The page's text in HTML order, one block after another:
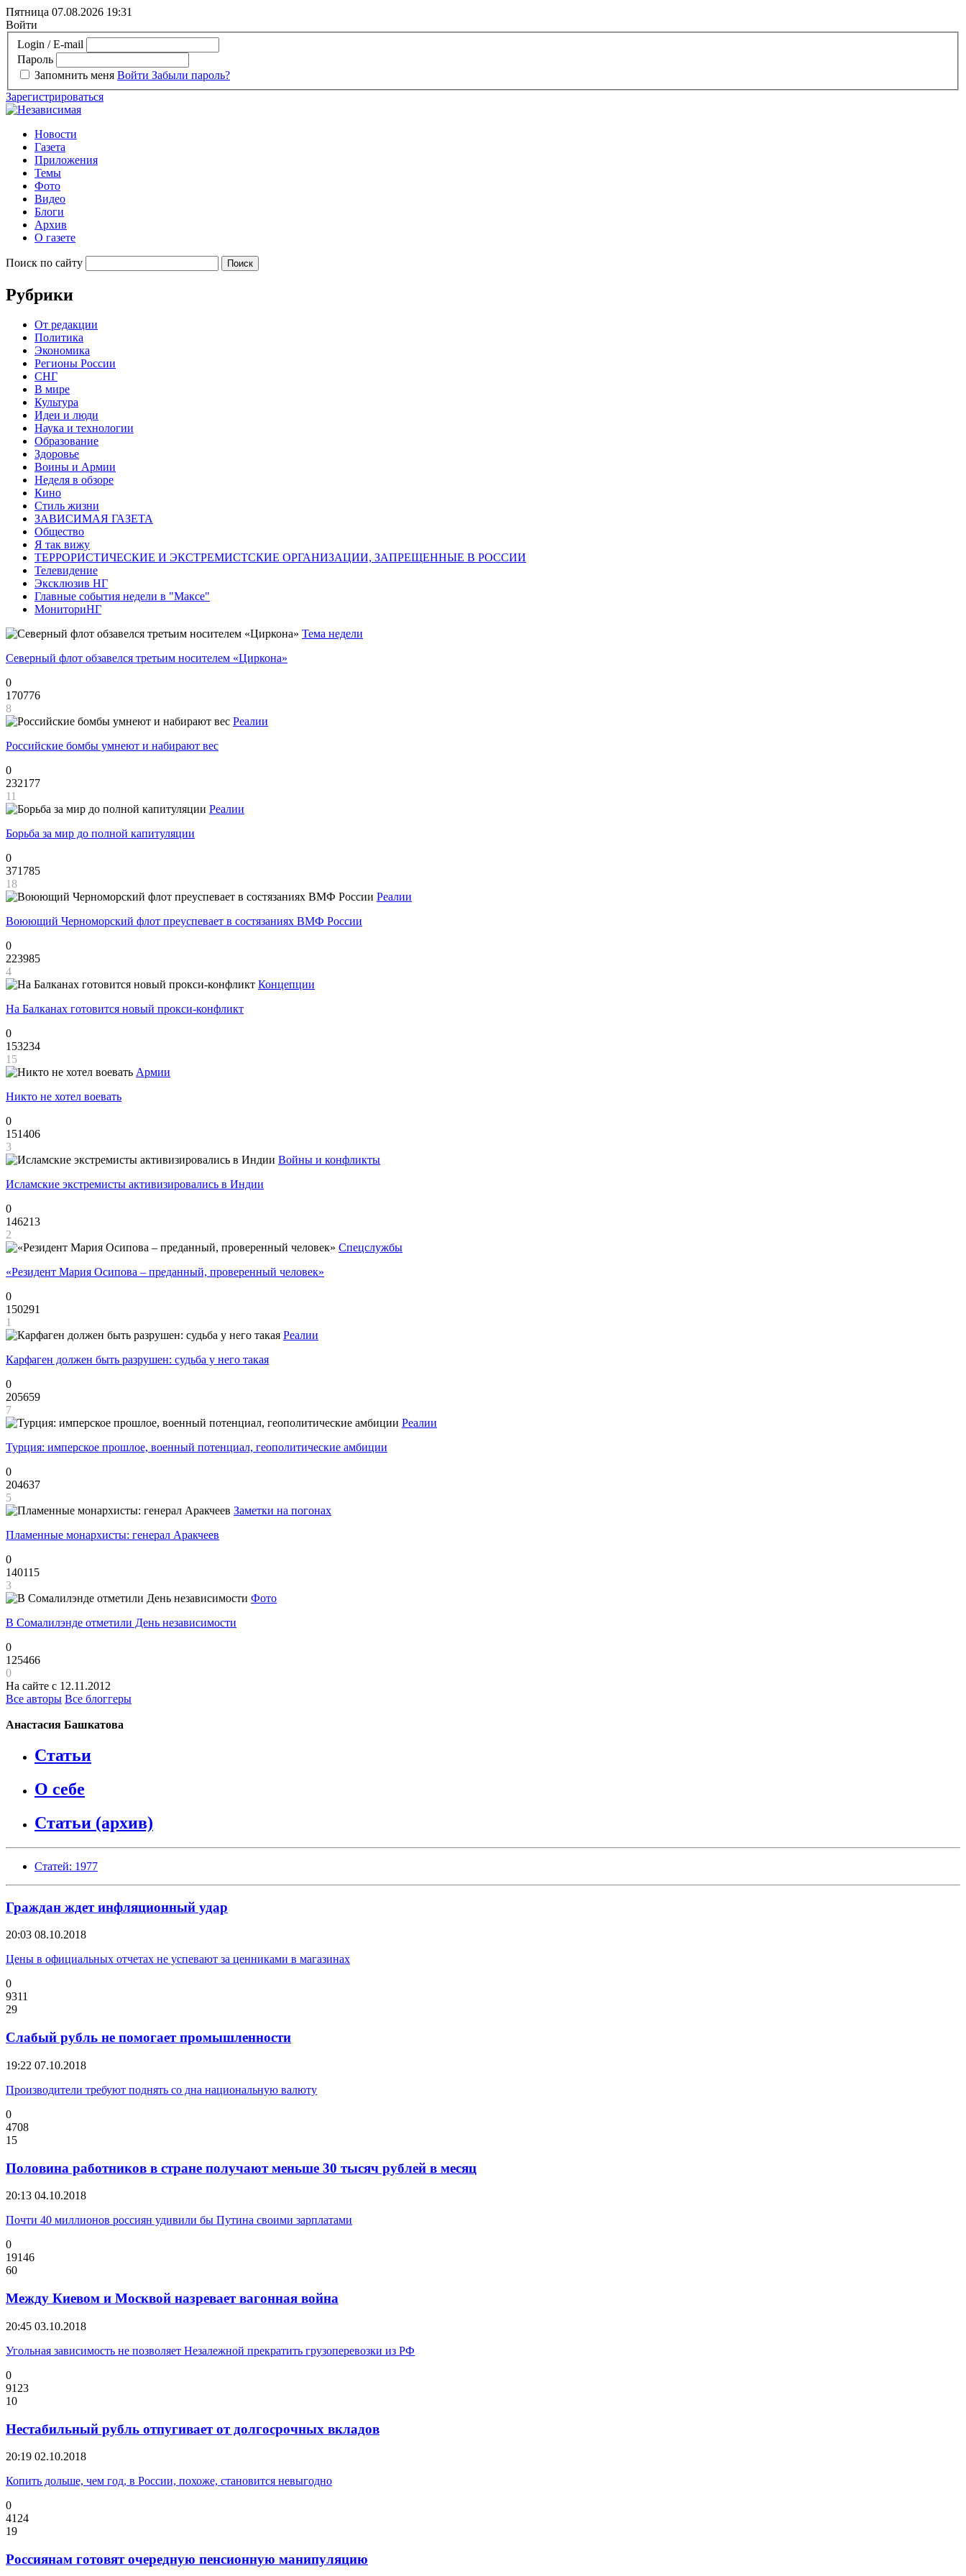
Пятница 07.08.2026 19:31
Войти
Login / E-mail
Пароль
Запомнить меня Войти Забыли пароль?
Зарегистрироваться
Новости
Газета
Приложения
Темы
Фото
Видео
Блоги
Архив
О газете
Поиск по сайту
Рубрики
От редакции
Политика
Экономика
Регионы России
СНГ
В мире
Культура
Идеи и люди
Наука и технологии
Образование
Здоровье
Воины и Армии
Неделя в обзоре
Кино
Стиль жизни
ЗАВИСИМАЯ ГАЗЕТА
Общество
Я так вижу
ТЕРРОРИСТИЧЕСКИЕ И ЭКСТРЕМИСТСКИЕ ОРГАНИЗАЦИИ, ЗАПРЕЩЕННЫЕ В РОССИИ
Телевидение
Эксклюзив НГ
Главные события недели в "Максе"
МониториНГ
Тема недели
Северный флот обзавелся третьим носителем «Циркона»
0
170776
8
Реалии
Российские бомбы умнеют и набирают вес
0
232177
11
Реалии
Борьба за мир до полной капитуляции
0
371785
18
Реалии
Воюющий Черноморский флот преуспевает в состязаниях ВМФ России
0
223985
4
Концепции
На Балканах готовится новый прокси-конфликт
0
153234
15
Армии
Никто не хотел воевать
0
151406
3
Войны и конфликты
Исламские экстремисты активизировались в Индии
0
146213
2
Спецслужбы
«Резидент Мария Осипова – преданный, проверенный человек»
0
150291
1
Реалии
Карфаген должен быть разрушен: судьба у него такая
0
205659
7
Реалии
Турция: имперское прошлое, военный потенциал, геополитические амбиции
0
204637
5
Заметки на погонах
Пламенные монархисты: генерал Аракчеев
0
140115
3
Фото
В Сомалилэнде отметили День независимости
0
125466
0
На сайте с 12.11.2012
Все авторы Все блоггеры
Анастасия Башкатова
Статьи
О себе
Статьи (архив)
Статей: 1977
Граждан ждет инфляционный удар
20:03 08.10.2018
Цены в официальных отчетах не успевают за ценниками в магазинах
0
9311
29
Слабый рубль не помогает промышленности
19:22 07.10.2018
Производители требуют поднять со дна национальную валюту
0
4708
15
Половина работников в стране получают меньше 30 тысяч рублей в месяц
20:13 04.10.2018
Почти 40 миллионов россиян удивили бы Путина своими зарплатами
0
19146
60
Между Киевом и Москвой назревает вагонная война
20:45 03.10.2018
Угольная зависимость не позволяет Незалежной прекратить грузоперевозки из РФ
0
9123
10
Нестабильный рубль отпугивает от долгосрочных вкладов
20:19 02.10.2018
Копить дольше, чем год, в России, похоже, становится невыгодно
0
4124
19
Россиянам готовят очередную пенсионную манипуляцию